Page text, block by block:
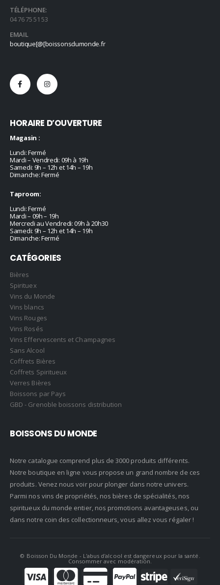
TÉLÉPHONE:
04 76 75 51 53
EMAIL
boutique[@[boissonsdumonde.fr
HORAIRE D’OUVERTURE
Magasin :
Lundi: Fermé
Mardi – Vendredi: 09h à 19h
Samedi: 9h – 12h et 14h – 19h
Dimanche: Fermé
Taproom:
Lundi: Fermé
Mardi – 09h – 19h
Mercredi au Vendredi: 09h à 20h30
Samedi: 9h – 12h et 14h – 19h
Dimanche: Fermé
CATÉGORIES
Bières
Spirituex
Vins du Monde
Vins blancs
Vins Rouges
Vins Rosés
Vins Effervescents et Champagnes
Sans Alcool
Coffrets Bières
Coffrets Spiritueux
Verres Bières
Boissons par Pays
GBD - Grenoble boissons distribution
BOISSONS DU MONDE
Notre catalogue comprend plus de 3000 produits différents.
Notre boutique en ligne vous propose un grand nombre de ces
produits. Venez nous voir pour plonger dans notre univers.
Parmi nos vins de propriétés, nos bières de spécialités, nos
spiritueux du monde entier, nos promotions avantageuses, ou
dans notre coin des collectionneurs, vous allez vous régaler !
© Boisson Du Monde - L'abus d'alcool est dangereux pour la santé.
Consommer avec modération.